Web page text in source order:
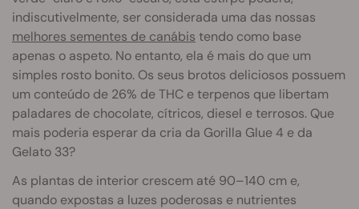
indiscutivelmente, ser considerada uma das nossas
melhores sementes de canábis tendo como base
apenas o aspeto. No entanto, ela é mais do que um
simples rosto bonito. Os seus brotos deliciosos possuem
um conteúdo de 26% de THC e terpenos que libertam
paladares de chocolate, cítricos, diesel e terrosos. Que
mais poderia esperar da cria da Gorilla Glue 4 e da
Gelato 33?
As plantas de interior crescem até 90–140 cm e,
quando expostas a luzes poderosas e nutrientes